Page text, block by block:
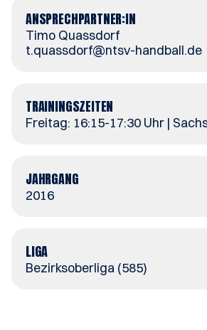
ANSPRECHPARTNER:IN
Timo Quassdorf
t.quassdorf@ntsv-handball.de
TRAININGSZEITEN
Freitag: 16:15-17:30 Uhr |
JAHRGANG
2016
LIGA
Bezirksoberliga (585)